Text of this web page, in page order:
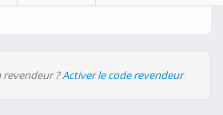
revendeur ?Activer le code revendeur